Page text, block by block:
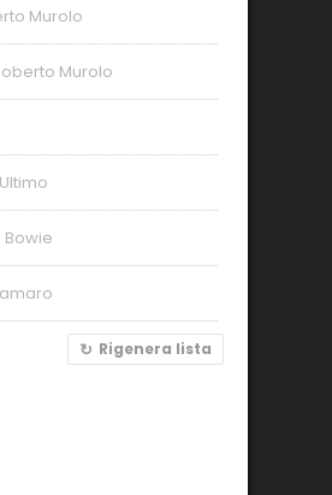
Murolo
Murolo
Bowie
Rigenera lista